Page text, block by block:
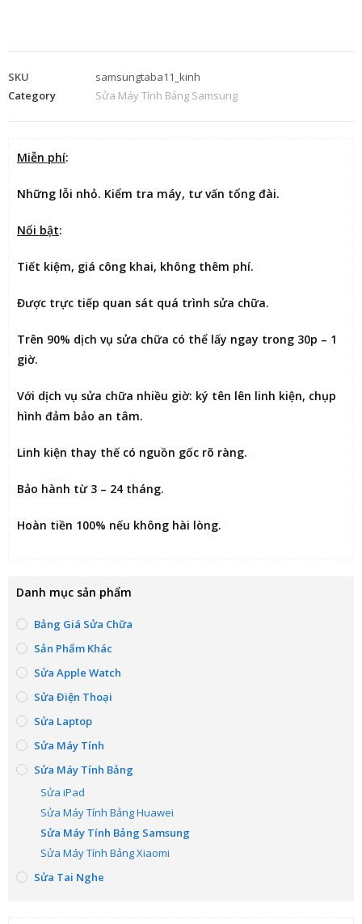
SKU
samsungtaba11_kinh
Category
Sửa Máy Tính Bảng Samsung
Miễn phí:
Những lỗi nhỏ. Kiểm tra máy, tư vấn tổng đài.
Nổi bật:
Tiết kiệm, giá công khai, không thêm phí.
Được trực tiếp quan sát quá trình sửa chữa.
Trên 90% dịch vụ sửa chữa có thể lấy ngay trong 30p – 1
giờ.
Với dịch vụ sửa chữa nhiều giờ: ký tên lên linh kiện, chụp
hình đảm bảo an tâm.
Linh kiện thay thế có nguồn gốc rõ ràng.
Bảo hành từ 3 – 24 tháng.
Hoàn tiền 100% nếu không hài lòng.
Danh mục sản phẩm
Bảng Giá Sửa Chữa
Sản Phẩm Khác
Sửa Apple Watch
Sửa Điện Thoại
Sửa Laptop
Sửa Máy Tính
Sửa Máy Tính Bảng
Sửa iPad
Sửa Máy Tính Bảng Huawei
Sửa Máy Tính Bảng Samsung
Sửa Máy Tính Bảng Xiaomi
Sửa Tai Nghe